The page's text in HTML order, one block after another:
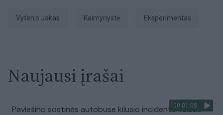
Vytenis Jakas kaimynystė eksperimentas
Naujausi įrašai
00:01:05
Paviešino sostinės autobuse kilusio incidento vaizdo